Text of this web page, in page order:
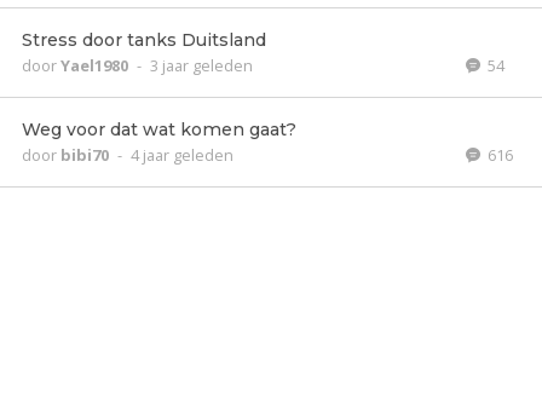
Stress door tanks Duitsland
doorYael1980 - 3 jaar geleden 54
Weg voor dat wat komen gaat?
door bibi70 - 4 jaar geleden 616